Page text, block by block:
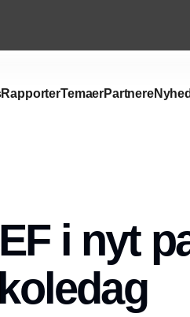
RapporterTemaerPartnere
i nyt